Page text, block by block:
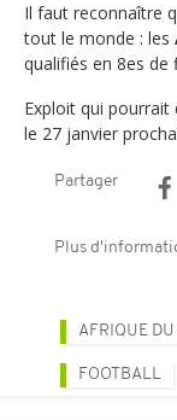
Il faut reconnaître
tout le monde : les
qualifiés en 8es de
Exploit qui
le 27 janvier
Partager
Plus
AFRIQUE
FOOTBALL